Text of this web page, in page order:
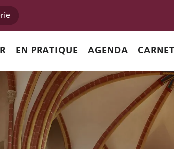
EN PRATIQUE AGENDA